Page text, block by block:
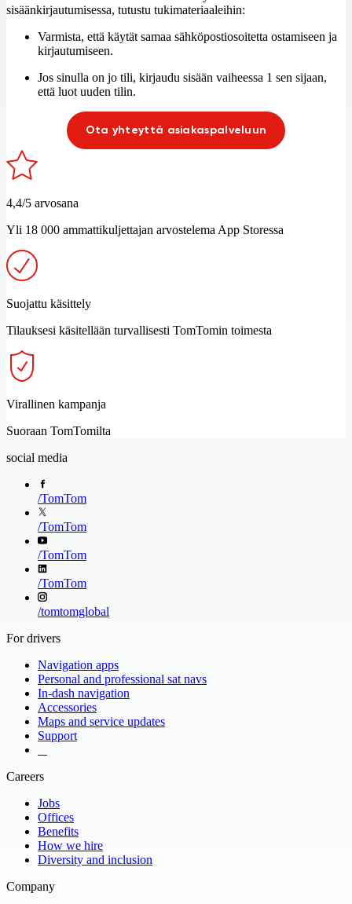
sisäänkirjautumisessa, tutustu tukimateriaaleihin:
Varmista, että käytät samaa sähköpostiosoitetta ostamiseen ja
kirjautumiseen.
Jos sinulla on jo tili, kirjaudu sisään vaiheessa 1 sen sijaan,
että luot uuden tilin.
Ota yhteyttä asiakaspalveluun
4,4/5 arvosana
Yli 18 000 ammattikuljettajan arvostelema App Storessa
Suojattu käsittely
Tilauksesi käsitellään turvallisesti TomTomin toimesta
Virallinen kampanja
Suoraan TomTomilta
social media
/TomTom
/TomTom
/TomTom
/TomTom
/tomtomglobal
For drivers
Navigation apps
Personal and professional sat navs
In-dash navigation
Accessories
Maps and service updates
Support
Careers
Jobs
Offices
Benefits
How we hire
Diversity and inclusion
Company